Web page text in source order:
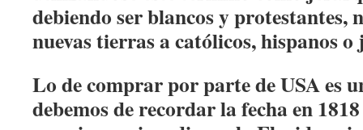
debiendo ser blancos y protestantes,
nuevas tierras a católicos, hispanos o
Lo de comprar por parte de USA es
debemos de recordar la fecha en